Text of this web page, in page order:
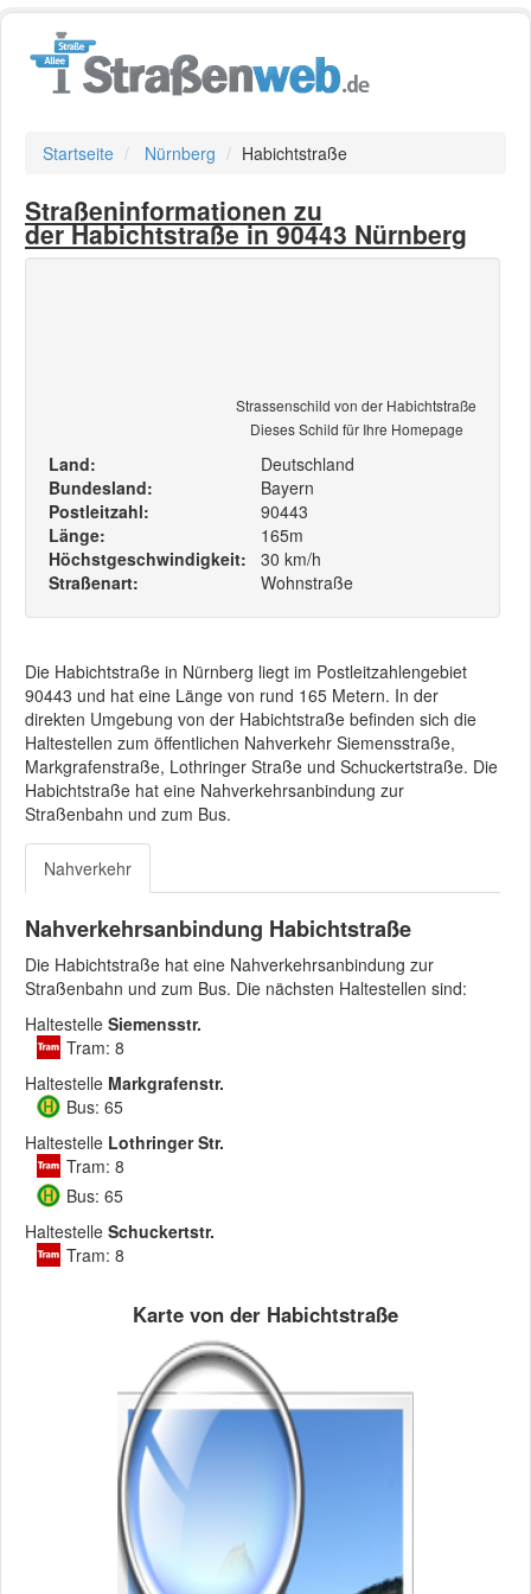
Startseite Nürnberg Habichtstraße
Straßeninformationen zu
der Habichtstraße in 90443 Nürnberg
Strassenschild von der Habichtstraße
Dieses Schild für Ihre Homepage
Land:
Deutschland
Bundesland:
Bayern
Postleitzahl:
90443
Länge:
165m
Höchstgeschwindigkeit:
30 km/h
Straßenart:
Wohnstraße
Die Habichtstraße in Nürnberg liegt im Postleitzahlengebiet
90443 und hat eine Länge von rund 165 Metern. In der
direkten Umgebung von der Habichtstraße befinden sich die
Haltestellen zum öffentlichen Nahverkehr Siemensstraße,
Markgrafenstraße, Lothringer Straße und Schuckertstraße. Die
Habichtstraße hat eine Nahverkehrsanbindung zur
Straßenbahn und zum Bus.
Nahverkehr
Nahverkehrsanbindung Habichtstraße
Die Habichtstraße hat eine Nahverkehrsanbindung zur
Straßenbahn und zum Bus. Die nächsten Haltestellen sind:
Haltestelle Siemensstr.
Tram: 8
Haltestelle Markgrafenstr.
Bus: 65
Haltestelle Lothringer Str.
Tram: 8
Bus: 65
Haltestelle Schuckertstr.
Tram: 8
Karte von der Habichtstraße